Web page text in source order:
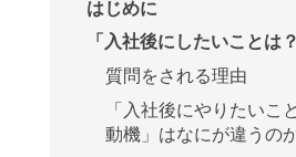
はじめに
「入社後にしたいことは
質問をされる理由
「入社後にやりたいこ
動機」はなにが違うの